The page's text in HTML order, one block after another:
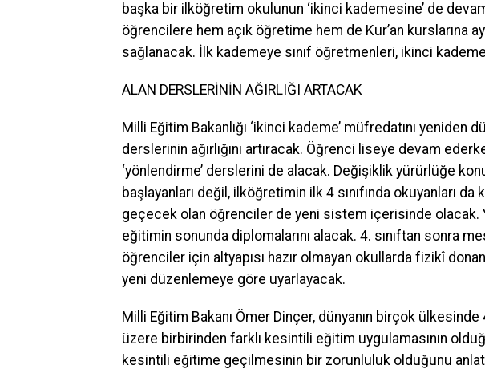
başka bir ilköğretim okulunun ‘ikinci kademesine’ de
öğrencilere hem açık öğretime hem de Kur’an kurslarına
sağlanacak. İlk kademeye sınıf öğretmenleri, ikinci
ALAN DERSLERİNİN AĞIRLIĞI ARTACAK
Milli Eğitim Bakanlığı ‘ikinci kademe’ müfredatını yeniden
derslerinin ağırlığını artıracak. Öğrenci liseye devam
‘yönlendirme’ derslerini de alacak. Değişiklik yürürlüğe
başlayanları değil, ilköğretimin ilk 4 sınıfında okuyanları da
geçecek olan öğrenciler de yeni sistem içerisinde olacak.
eğitimin sonunda diplomalarını alacak. 4. sınıftan sonra
öğrenciler için altyapısı hazır olmayan okullarda fizikî
yeni düzenlemeye göre uyarlayacak.
Milli Eğitim Bakanı Ömer Dinçer, dünyanın birçok ülkesinde
üzere birbirinden farklı kesintili eğitim uygulamasının
kesintili eğitime geçilmesinin bir zorunluluk olduğunu